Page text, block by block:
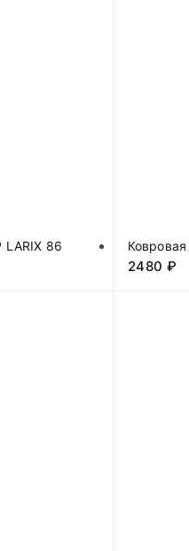
LARIX 86 Ковровая
2480 ₽